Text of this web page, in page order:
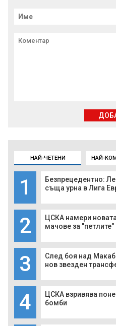
НАЙ-ЧЕТЕНИ НАЙ-
1
Безпрецедентно:
съща урна в Лига
2
ЦСКА намери
мачове за
3
След боя над
нов звезден
4
ЦСКА взривява
бомби